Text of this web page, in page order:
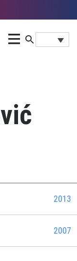
2013
2007